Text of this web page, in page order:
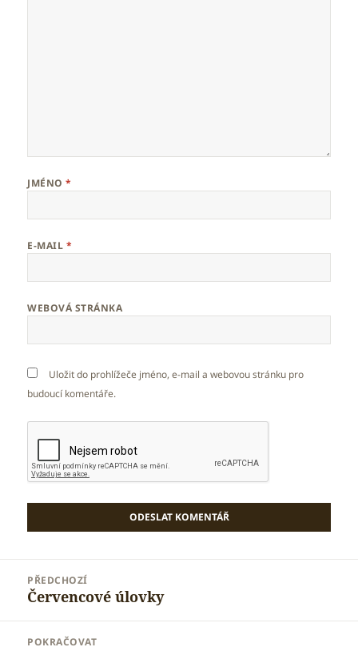
JMÉNO*
E-MAIL *
WEBOVÁ STRÁNKA
Uložit do prohlížeče jméno, e-mail a webovou stránku pro
budoucí komentáře.
příspěvek
PŘEDCHOZÍ
Předchozí
Červencové úlovky
POKRAČOVAT